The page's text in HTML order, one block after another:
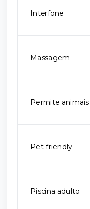
Interfone
Massagem
Permite animais
Pet-friendly
Piscina adulto